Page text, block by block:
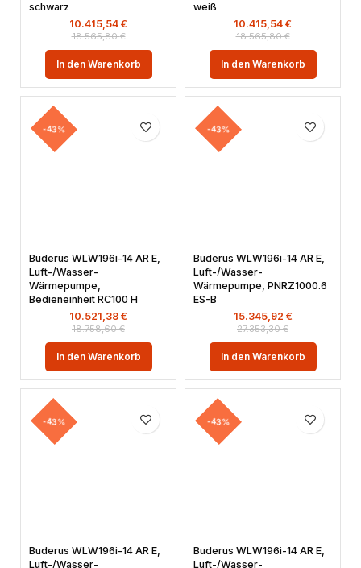
schwarz
18.565,80€
10.415,54 €
In den Warenkorb
weiß
18.565,80€
10.415,54 €
In den Warenkorb
-43%
Buderus WLW196i-14 AR E,
Luft-/Wasser-
Wärmepumpe,
Bedieneinheit RC100 H
18.758,60€
10.521,38 €
In den Warenkorb
-43%
Buderus WLW196i-14 AR E,
Luft-/Wasser-
Wärmepumpe, PNRZ1000.6
ES-B
27.353,30€
15.345,92 €
In den Warenkorb
-43%
Buderus WLW196i-14 AR E,
Luft-/Wasser-
-43%
Buderus WLW196i-14 AR E,
Luft-/Wasser-